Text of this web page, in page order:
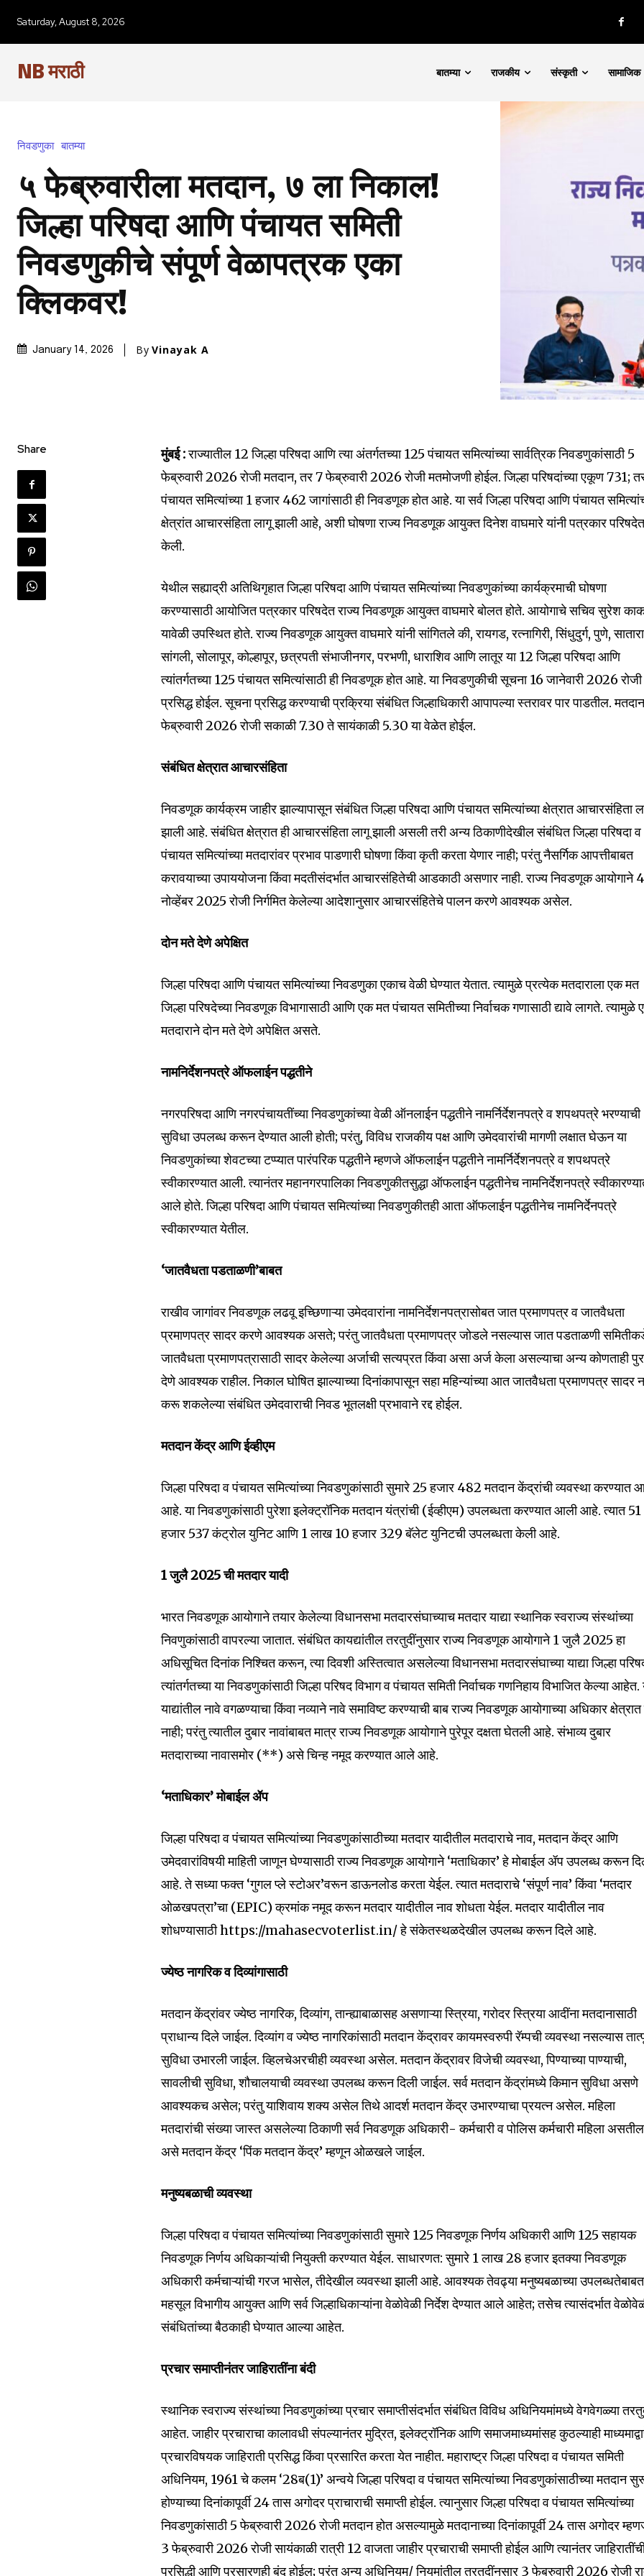
Join our community of
SUBSCRIBERS and be part
of the conversation.
To subscribe, simply enter your email address on our website or click
won't spam your inbox. Your information is safe with us.
6,300
Saturday, August 8, 2026
NB मराठी बातम्या राजकीय संस्कृती सामाजिक
निवडणुका बातम्या
५ फेब्रुवारीला मतदान, ७ ला निकाल!
जिल्हा परिषदा आणि पंचायत समिती
निवडणुकीचे संपूर्ण वेळापत्रक एका
क्लिकवर!
January 14, 2026 By Vinayak A
Share मुंबई :राज्यातील 12 जिल्हा परिषदा आणि त्या अंतर्गतच्या 125 पंचायत समित्यांच्या सार्वत्रिक निवडणुकांसाठी 5
फेब्रुवारी 2026 रोजी मतदान, तर 7 फेब्रुवारी 2026 रोजी मतमोजणी होईल. जिल्हा परिषदांच्या एकूण 731;
पंचायत समित्यांच्या 1 हजार 462 जागांसाठी ही निवडणूक होत आहे. या सर्व जिल्हा परिषदा आणि पंचायत
क्षेत्रांत आचारसंहिता लागू झाली आहे, अशी घोषणा राज्य निवडणूक आयुक्त दिनेश वाघमारे यांनी पत्रकार
केली.
येथील सह्याद्री अतिथिगृहात जिल्हा परिषदा आणि पंचायत समित्यांच्या निवडणुकांच्या कार्यक्रमाची घोषणा
करण्यासाठी आयोजित पत्रकार परिषदेत राज्य निवडणूक आयुक्त वाघमारे बोलत होते. आयोगाचे सचिव सुरेश
यावेळी उपस्थित होते. राज्य निवडणूक आयुक्त वाघमारे यांनी सांगितले की, रायगड, रत्नागिरी, सिंधुदुर्ग, पुणे,
सांगली, सोलापूर, कोल्हापूर, छत्रपती संभाजीनगर, परभणी, धाराशिव आणि लातूर या 12 जिल्हा परिषदा आणि
त्यांतर्गतच्या 125 पंचायत समित्यांसाठी ही निवडणूक होत आहे. या निवडणुकीची सूचना 16 जानेवारी 2026 रोजी
प्रसिद्ध होईल. सूचना प्रसिद्ध करण्याची प्रक्रिया संबंधित जिल्हाधिकारी आपापल्या स्तरावर पार पाडतील.
फेब्रुवारी 2026 रोजी सकाळी 7.30 ते सायंकाळी 5.30 या वेळेत होईल.
संबंधित क्षेत्रात आचारसंहिता
निवडणूक कार्यक्रम जाहीर झाल्यापासून संबंधित जिल्हा परिषदा आणि पंचायत समित्यांच्या क्षेत्रात आचारसंहिता
झाली आहे. संबंधित क्षेत्रात ही आचारसंहिता लागू झाली असली तरी अन्य ठिकाणीदेखील संबंधित जिल्हा परिषदा व
पंचायत समित्यांच्या मतदारांवर प्रभाव पाडणारी घोषणा किंवा कृती करता येणार नाही; परंतु नैसर्गिक आपत्तीबाबत
करावयाच्या उपाययोजना किंवा मदतीसंदर्भात आचारसंहितेची आडकाठी असणार नाही. राज्य निवडणूक आयोगाने 4
नोव्हेंबर 2025 रोजी निर्गमित केलेल्या आदेशानुसार आचारसंहितेचे पालन करणे आवश्यक असेल.
दोन मते देणे अपेक्षित
जिल्हा परिषदा आणि पंचायत समित्यांच्या निवडणुका एकाच वेळी घेण्यात येतात. त्यामुळे प्रत्येक मतदाराला एक मत
जिल्हा परिषदेच्या निवडणूक विभागासाठी आणि एक मत पंचायत समितीच्या निर्वाचक गणासाठी द्यावे लागते. त्यामुळे
मतदाराने दोन मते देणे अपेक्षित असते.
नामनिर्देशनपत्रे ऑफलाईन पद्धतीने
नगरपरिषदा आणि नगरपंचायतींच्या निवडणुकांच्या वेळी ऑनलाईन पद्धतीने नामर्निर्देशनपत्रे व शपथपत्रे भरण्याची
सुविधा उपलब्ध करून देण्यात आली होती; परंतु, विविध राजकीय पक्ष आणि उमेदवारांची मागणी लक्षात घेऊन या
निवडणुकांच्या शेवटच्या टप्प्यात पारंपरिक पद्धतीने म्हणजे ऑफलाईन पद्धतीने नामर्निर्देशनपत्रे व शपथपत्रे
स्वीकारण्यात आली. त्यानंतर महानगरपालिका निवडणुकीतसुद्धा ऑफलाईन पद्धतीनेच नामनिर्देशनपत्रे
आले होते. जिल्हा परिषदा आणि पंचायत समित्यांच्या निवडणुकीतही आता ऑफलाईन पद्धतीनेच नामनिर्देनपत्रे
स्वीकारण्यात येतील.
‘जातवैधता पडताळणी’बाबत
राखीव जागांवर निवडणूक लढवू इच्छिणाऱ्या उमेदवारांना नामनिर्देशनपत्रासोबत जात प्रमाणपत्र व जातवैधता
प्रमाणपत्र सादर करणे आवश्यक असते; परंतु जातवैधता प्रमाणपत्र जोडले नसल्यास जात पडताळणी
जातवैधता प्रमाणपत्रासाठी सादर केलेल्या अर्जाची सत्यप्रत किंवा असा अर्ज केला असल्याचा अन्य कोणताही
देणे आवश्यक राहील. निकाल घोषित झाल्याच्या दिनांकापासून सहा महिन्यांच्या आत जातवैधता प्रमाणपत्र सादर
करू शकलेल्या संबंधित उमेदवाराची निवड भूतलक्षी प्रभावाने रद्द होईल.
मतदान केंद्र आणि ईव्हीएम
जिल्हा परिषदा व पंचायत समित्यांच्या निवडणुकांसाठी सुमारे 25 हजार 482 मतदान केंद्रांची व्यवस्था करण्यात
आहे. या निवडणुकांसाठी पुरेशा इलेक्ट्रॉनिक मतदान यंत्रांची (ईव्हीएम) उपलब्धता करण्यात आली आहे. त्यात 51
हजार 537 कंट्रोल युनिट आणि 1 लाख 10 हजार 329 बॅलेट युनिटची उपलब्धता केली आहे.
1 जुलै 2025 ची मतदार यादी
भारत निवडणूक आयोगाने तयार केलेल्या विधानसभा मतदारसंघाच्याच मतदार याद्या स्थानिक स्वराज्य संस्थांच्या
निवणुकांसाठी वापरल्या जातात. संबंधित कायद्यांतील तरतुदींनुसार राज्य निवडणूक आयोगाने 1 जुलै 2025 हा
अधिसूचित दिनांक निश्चित करून, त्या दिवशी अस्तित्वात असलेल्या विधानसभा मतदारसंघाच्या याद्या जिल्हा
त्यांतर्गतच्या या निवडणुकांसाठी जिल्हा परिषद विभाग व पंचायत समिती निर्वाचक गणनिहाय विभाजित केल्या आहेत.
याद्यांतील नावे वगळण्याचा किंवा नव्याने नावे समाविष्ट करण्याची बाब राज्य निवडणूक आयोगाच्या अधिकार
नाही; परंतु त्यातील दुबार नावांबाबत मात्र राज्य निवडणूक आयोगाने पुरेपूर दक्षता घेतली आहे. संभाव्य दुबार
मतदाराच्या नावासमोर (**) असे चिन्ह नमूद करण्यात आले आहे.
‘मताधिकार’ मोबाईल ॲप
जिल्हा परिषदा व पंचायत समित्यांच्या निवडणुकांसाठीच्या मतदार यादीतील मतदाराचे नाव, मतदान केंद्र आणि
उमेदवारांविषयी माहिती जाणून घेण्यासाठी राज्य निवडणूक आयोगाने ‘मताधिकार’ हे मोबाईल ॲप उपलब्ध करून
आहे. ते सध्या फक्त ‘गुगल प्ले स्टोअर’वरून डाऊनलोड करता येईल. त्यात मतदाराचे ‘संपूर्ण नाव’ किंवा ‘मतदार
ओळखपत्रा’चा (EPIC) क्रमांक नमूद करून मतदार यादीतील नाव शोधता येईल. मतदार यादीतील नाव
शोधण्यासाठी https://mahasecvoterlist.in/ हे संकेतस्थळदेखील उपलब्ध करून दिले आहे.
ज्येष्ठ नागरिक व दिव्यांगासाठी
मतदान केंद्रांवर ज्येष्ठ नागरिक, दिव्यांग, तान्ह्याबाळासह असणाऱ्या स्त्रिया, गरोदर स्त्रिया आदींना मतदानासाठी
प्राधान्य दिले जाईल. दिव्यांग व ज्येष्ठ नागरिकांसाठी मतदान केंद्रावर कायमस्वरुपी रॅम्पची व्यवस्था नसल्यास
सुविधा उभारली जाईल. व्हिलचेअरचीही व्यवस्था असेल. मतदान केंद्रावर विजेची व्यवस्था, पिण्याच्या पाण्याची,
सावलीची सुविधा, शौचालयाची व्यवस्था उपलब्ध करून दिली जाईल. सर्व मतदान केंद्रांमध्ये किमान सुविधा असणे
आवश्यकच असेल; परंतु याशिवाय शक्य असेल तिथे आदर्श मतदान केंद्र उभारण्याचा प्रयत्न असेल. महिला
मतदारांची संख्या जास्त असलेल्या ठिकाणी सर्व निवडणूक अधिकारी- कर्मचारी व पोलिस कर्मचारी महिला
असे मतदान केंद्र ‘पिंक मतदान केंद्र’ म्हणून ओळखले जाईल.
मनुष्यबळाची व्यवस्था
जिल्हा परिषदा व पंचायत समित्यांच्या निवडणुकांसाठी सुमारे 125 निवडणूक निर्णय अधिकारी आणि 125 सहायक
निवडणूक निर्णय अधिकाऱ्यांची नियुक्ती करण्यात येईल. साधारणत: सुमारे 1 लाख 28 हजार इतक्या निवडणूक
अधिकारी कर्मचाऱ्यांची गरज भासेल, तीदेखील व्यवस्था झाली आहे. आवश्यक तेवढ्या मनुष्यबळाच्या उपलब्धतेबाबत
महसूल विभागीय आयुक्त आणि सर्व जिल्हाधिकाऱ्यांना वेळोवेळी निर्देश देण्यात आले आहेत; तसेच त्यासंदर्भात
संबंधितांच्या बैठकाही घेण्यात आल्या आहेत.
प्रचार समाप्तीनंतर जाहिरातींना बंदी
स्थानिक स्वराज्य संस्थांच्या निवडणुकांच्या प्रचार समाप्तीसंदर्भात संबंधित विविध अधिनियमांमध्ये वेगवेगळ्या
आहेत. जाहीर प्रचाराचा कालावधी संपल्यानंतर मुद्रित, इलेक्ट्रॉनिक आणि समाजमाध्यमांसह कुठल्याही
प्रचारविषयक जाहिराती प्रसिद्ध किंवा प्रसारित करता येत नाहीत. महाराष्ट्र जिल्हा परिषदा व पंचायत समिती
अधिनियम, 1961 चे कलम ‘28ब(1)’ अन्वये जिल्हा परिषदा व पंचायत समित्यांच्या निवडणुकांसाठीच्या मतदान
होण्याच्या दिनांकापूर्वी 24 तास अगोदर प्राचाराची समाप्ती होईल. त्यानुसार जिल्हा परिषदा व पंचायत समित्यांच्या
निवडणुकांसाठी 5 फेब्रुवारी 2026 रोजी मतदान होत असल्यामुळे मतदानाच्या दिनांकापूर्वी 24 तास अगोदर
3 फेब्रुवारी 2026 रोजी सायंकाळी रात्री 12 वाजता जाहीर प्रचाराची समाप्ती होईल आणि त्यानंतर
प्रसिद्धी आणि प्रसारणही बंद होईल; परंतु अन्य अधिनियम/ नियमांतील तरतुदींनुसार 3 फेब्रुवारी 2026 रोजी